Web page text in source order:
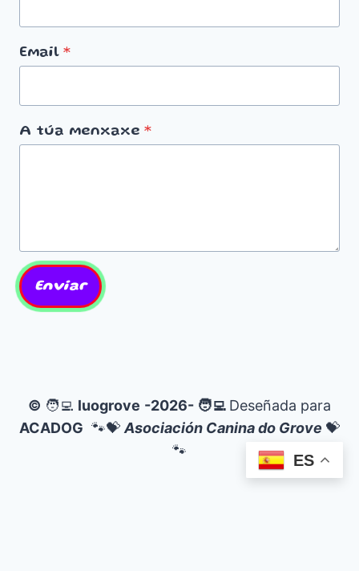
Email *
A túa menxaxe *
Enviar
© 🧑‍💻 luogrove -2026- 🧑‍💻 Deseñada para
ACADOG 🐾💝 Asociación Canina do Grove 💝
🐾
ES